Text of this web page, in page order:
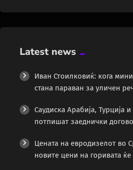
Latest news
Иван Стоилковиќ: кога
стана параван за уличен
Саудиска Арабија, Турција
потпишат заеднички
Цената на евродизелот во
новите цени на горивата ќе